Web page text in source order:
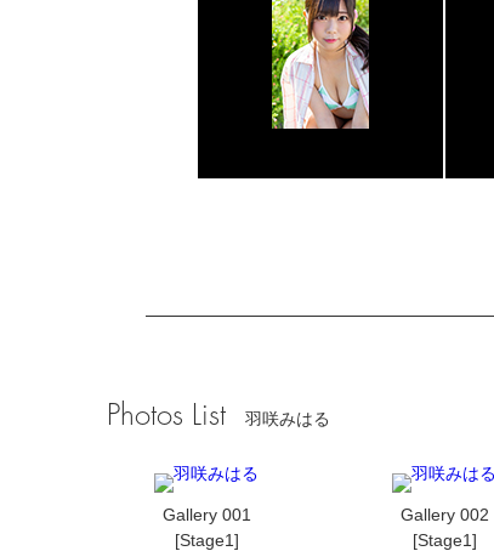
Photos List 羽咲みはる
Gallery 001
[Stage1]
Gallery 002
[Stage1]